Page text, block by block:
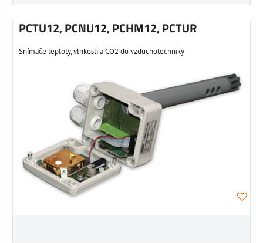
PCTU12, PCNU12, PCHM12, PCTUR
Snímače teploty, vlhkosti a CO2 do vzduchotechniky